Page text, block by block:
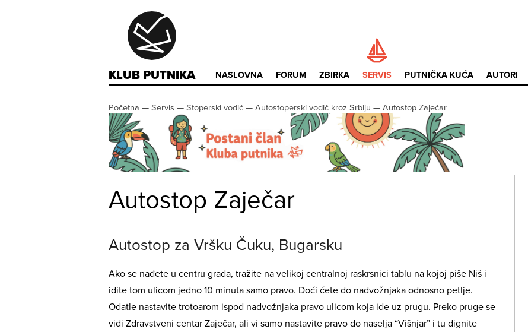
KLUB PUTNIKA NASLOVNA FORUM ZBIRKA SERVIS PUTNIČKA KUĆA AUTORI
Početna — Servis — Stoperski vodič — Autostoperski vodič kroz Srbiju — Autostop Zaječar
Autostop Zaječar
Autostop za Vršku Čuku, Bugarsku
Ako se nađete u centru grada, tražite na velikoj centralnoj raskrsnici tablu na kojoj piše Niš i
idite tom ulicom jedno 10 minuta samo pravo. Doći ćete do nadvožnjaka odnosno petlje.
Odatle nastavite trotoarom ispod nadvožnjaka pravo ulicom koja ide uz prugu. Preko pruge se
vidi Zdravstveni centar Zaječar, ali vi samo nastavite pravo do naselja “Višnjar” i tu dignite